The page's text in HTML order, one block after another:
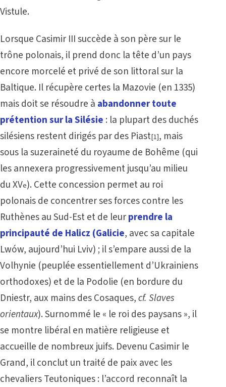
Vistule.
Lorsque Casimir III succède à son père sur le
trône polonais, il prend donc la tête d’un pays
encore morcelé et privé de son littoral sur la
Baltique. Il récupère certes la Mazovie (en 1335)
mais doit se résoudre à abandonner toute
prétention sur la Silésie : la plupart des duchés
silésiens restent dirigés par des Piast[1], mais
sous la suzeraineté du royaume de Bohême (qui
les annexera progressivement jusqu’au milieu
du XVe). Cette concession permet au roi
polonais de concentrer ses forces contre les
Ruthènes au Sud-Est et de leurprendre la
principauté de Halicz (Galicie, avec sa capitale
Lwów, aujourd’hui Lviv) ; il s’empare aussi de la
Volhynie (peuplée essentiellement d’Ukrainiens
orthodoxes) et de la Podolie (en bordure du
Dniestr, aux mains des Cosaques,cf.Slaves
orientaux). Surnommé le « le roi des paysans », il
se montre libéral en matière religieuse et
accueille de nombreux juifs. Devenu Casimir le
Grand, il conclut un traité de paix avec les
chevaliers Teutoniques : l’accord reconnaît la